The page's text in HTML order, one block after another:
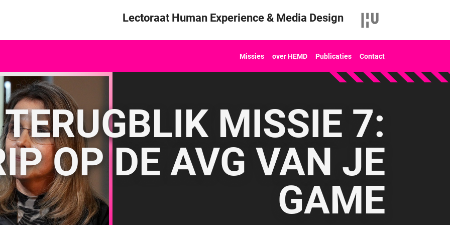
Lectoraat Human Experience & Media Design
Missies over HEMD Publicaties Contact
TERUGBLIK MISSIE 7:
OP DE AVG VAN JE
GAME